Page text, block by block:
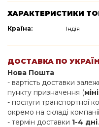
ХАРАКТЕРИСТИКИ
Країна: Індія
ДОСТАВКА ПО
Нова Пошта
- вартість доставки
пункту призначення (
- послуги транспортної
окремо на складі
- термін доставки 1-4 дні.